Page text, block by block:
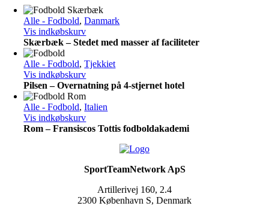
Alle - Fodbold,Danmark
Vis indkøbskurv
Skærbæk – Stedet med masser af faciliteter
Alle - Fodbold,Tjekkiet
Vis indkøbskurv
Pilsen – Overnatning på 4-stjernet hotel
Alle - Fodbold,Italien
Vis indkøbskurv
Rom – Fransiscos Tottis fodboldakademi
SportTeamNetwork ApS
Artillerivej 160, 2.4
2300 København S, Denmark